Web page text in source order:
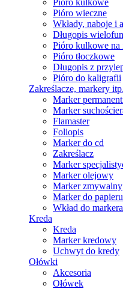
Pióro kulkowe
Pióro wieczne
Wkłady, naboje i
Długopis
Pióro kulkowe na
Pióro tłoczkowe
Długopis z
Pióro do kaligrafii
Zakreślacze, markery itp.
Marker
Marker
Flamaster
Foliopis
Marker do cd
Zakreślacz
Marker
Marker olejowy
Marker zmywalny
Marker do papieru
Wkład do markera
Kreda
Kreda
Marker kredowy
Uchwyt do kredy
Ołówki
Akcesoria
Ołówek